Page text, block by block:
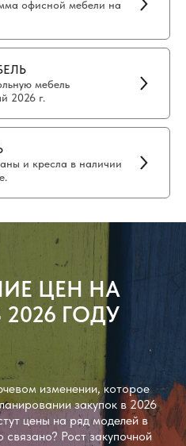
офисной мебели на
мебель
2026 г.
и кресла в наличии
ЦЕН НА
ГОДУ
изменении, которое
закупок в 2026
цены на ряд моделей в
Рост закупочной